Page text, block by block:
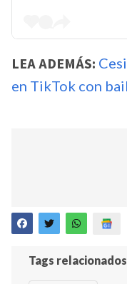
LEA ADEMÁS:
en TikTok con
Tags relacionados